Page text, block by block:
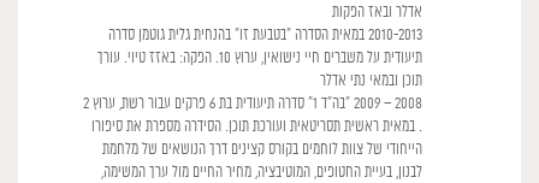
אדלר ובאז הפקות
2010-2013 במאית הסדרה ״בטבעת זו״ בהנחית גלית גוטמן סדרה
תיעודית על משברים חיי נישואין, ערוץ 10. הפקה: באזז טיוי. עורך
תוכן ובמאי נתי אדלר
2008 – 2009 "בה"ד 1" סדרה תיעודית בת 6 פרקים עבור רשת, ערוץ 2
. במאית ראשית תסריטאית ועורכת תוכן. הסידרה מספרת את סיפורו
הייחודי של צוות לוחמים בקורס קצינים דרך הנושאים של מלחמת
לבנון, בעיית החטופים, המוטיבציה, מחיר החיים מול ערך המשימה,